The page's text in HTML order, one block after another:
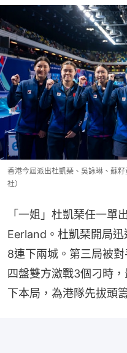
香港今屆派出杜凱琹、吳詠琳、蘇
社）
「一姐」杜凱琹任一單
Eerland。杜凱琹開局迅
8連下兩城。第三局被
四盤雙方激戰3個刁時
下本局，為港隊先拔頭